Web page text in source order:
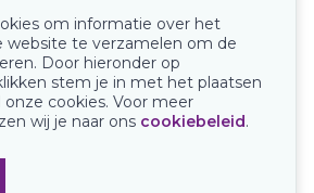
Onze keurmerken
om informatie over het
website te verzamelen om de
Door hieronder op
stem je in met het plaatsen
onze cookies. Voor meer
wij je naar ons cookiebeleid.